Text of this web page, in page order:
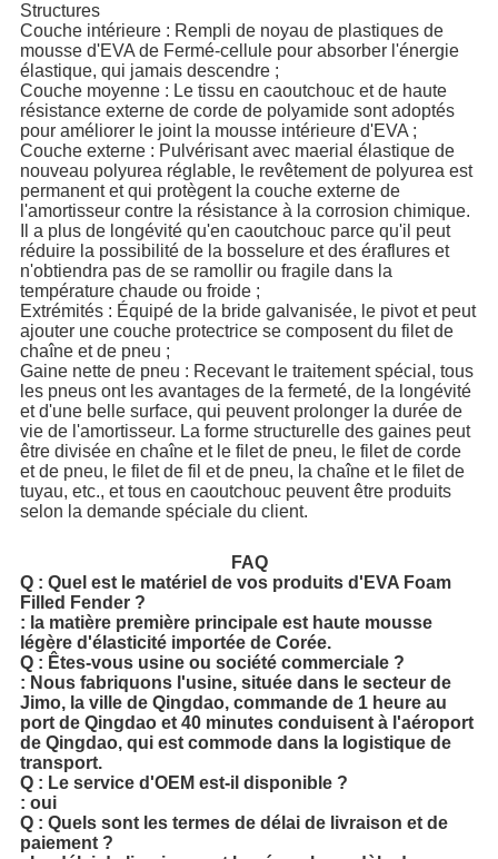
Structures
Couche intérieure : Rempli de noyau de plastiques de
mousse d'EVA de Fermé-cellule pour absorber l'énergie
élastique, qui jamais descendre ;
Couche moyenne : Le tissu en caoutchouc et de haute
résistance externe de corde de polyamide sont adoptés
pour améliorer le joint la mousse intérieure d'EVA ;
Couche externe : Pulvérisant avec maerial élastique de
nouveau polyurea réglable, le revêtement de polyurea est
permanent et qui protègent la couche externe de
l'amortisseur contre la résistance à la corrosion chimique.
Il a plus de longévité qu'en caoutchouc parce qu'il peut
réduire la possibilité de la bosselure et des éraflures et
n'obtiendra pas de se ramollir ou fragile dans la
température chaude ou froide ;
Extrémités : Équipé de la bride galvanisée, le pivot et peut
ajouter une couche protectrice se composent du filet de
chaîne et de pneu ;
Gaine nette de pneu : Recevant le traitement spécial, tous
les pneus ont les avantages de la fermeté, de la longévité
et d'une belle surface, qui peuvent prolonger la durée de
vie de l'amortisseur. La forme structurelle des gaines peut
être divisée en chaîne et le filet de pneu, le filet de corde
et de pneu, le filet de fil et de pneu, la chaîne et le filet de
tuyau, etc., et tous en caoutchouc peuvent être produits
selon la demande spéciale du client.
FAQ
Q : Quel est le matériel de vos produits d'EVA Foam
Filled Fender ?
: la matière première principale est haute mousse
légère d'élasticité importée de Corée.
Q : Êtes-vous usine ou société commerciale ?
: Nous fabriquons l'usine, située dans le secteur de
Jimo, la ville de Qingdao, commande de 1 heure au
port de Qingdao et 40 minutes conduisent à l'aéroport
de Qingdao, qui est commode dans la logistique de
transport.
Q : Le service d'OEM est-il disponible ?
: oui
Q : Quels sont les termes de délai de livraison et de
paiement ?